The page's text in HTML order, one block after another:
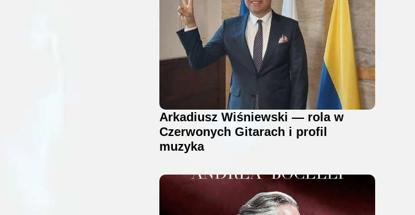
Arkadiusz Wiśniewski — rola w
Czerwonych Gitarach i profil
muzyka